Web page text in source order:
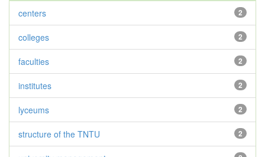
2
centers
2
colleges
2
faculties
2
institutes
2
lyceums
2
structure of the TNTU